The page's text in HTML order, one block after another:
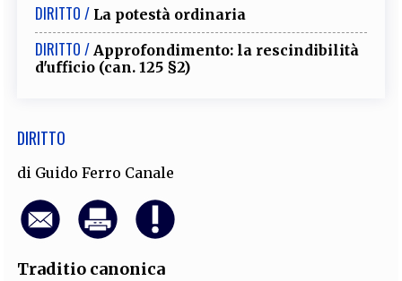
DIRITTO / La potestà ordinaria
DIRITTO / Approfondimento: la rescindibilità
d'ufficio (can. 125 §2)
DIRITTO
di Guido Ferro Canale
Traditio canonica